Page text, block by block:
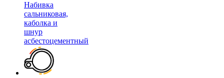
Набивка
сальниковая,
каболка и
шнур
асбестоцементный